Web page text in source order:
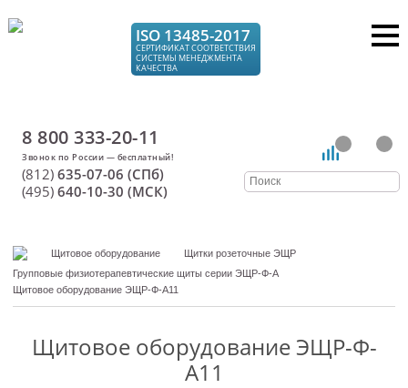
ISO 13485-2017
СЕРТИФИКАТ СООТВЕТСТВИЯ
СИСТЕМЫ МЕНЕДЖМЕНТА
КАЧЕСТВА
8 800 333-20-11
(812) 635-07-06 (СПб)
(495) 640-10-30 (МСК)
Щитовое оборудование
Щитки розеточные ЭЩР
Групповые физиотерапевтические щиты серии ЭЩР-Ф-А
Щитовое оборудование ЭЩР-Ф-А11
Щитовое оборудование ЭЩР-Ф-
А11